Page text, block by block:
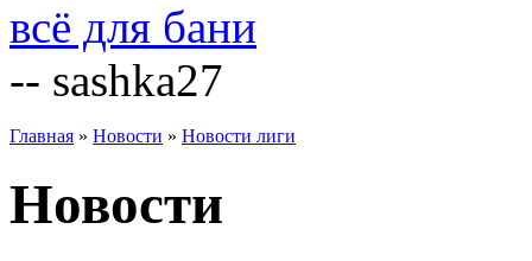
всё для бани
-- sashka27
Главная » Новости » Новости лиги
Новости